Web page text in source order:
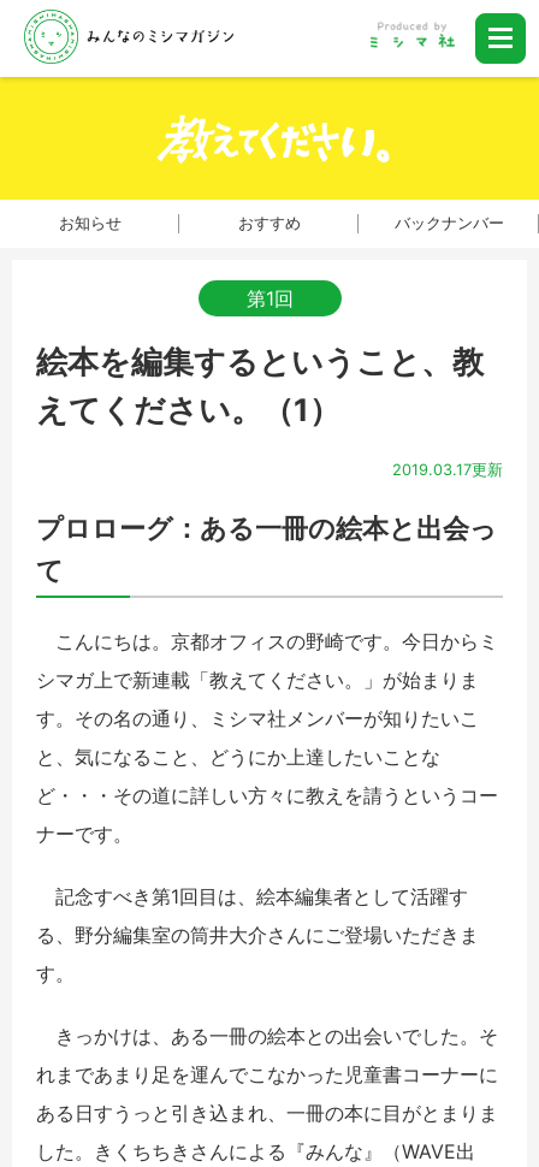
お知らせ おすすめ バックナンバー
第1回
絵本を編集するということ、教
えてください。（1）
2019.03.17更新
プロローグ：ある一冊の絵本と出会っ
て
こんにちは。京都オフィスの野崎です。今日からミ
シマガ上で新連載「教えてください。」が始まりま
す。その名の通り、ミシマ社メンバーが知りたいこ
と、気になること、どうにか上達したいことな
ど・・・その道に詳しい方々に教えを請うというコー
ナーです。
記念すべき第1回目は、絵本編集者として活躍す
る、野分編集室の筒井大介さんにご登場いただきま
す。
きっかけは、ある一冊の絵本との出会いでした。そ
れまであまり足を運んでこなかった児童書コーナーに
ある日すうっと引き込まれ、一冊の本に目がとまりま
した。きくちちきさんによる『みんな』（WAVE出